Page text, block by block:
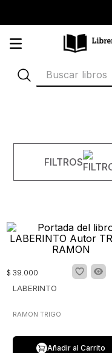
Buscar libros
FILTROS
$ 39.000
LABERINTO
RAMON TRIGO
Añadir al Carrito